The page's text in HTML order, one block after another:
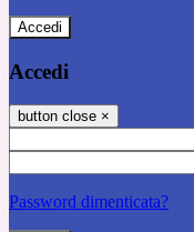
Accedi
Accedi
button close ×
Password dimenticata?